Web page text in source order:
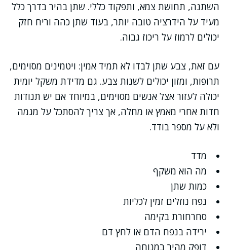
השתנה, תחושת צמא, ותפקוד כללי. שתן בהיר בדרך כלל
מעיד על הידרציה טובה יותר, בעוד שתן כהה וריח חזק
יכולים לרמוז על ריכוז גבוה.
עם זאת, צבע שתן לבדו לא תמיד אמין: ויטמינים מסוימים,
תרופות, ומזון יכולים לשנות צבע. גם מדידת משקל יומית
יכולה לעזור אצל אנשים מסוימים, במיוחד אם יש תנודות
חדות אחרי מאמץ או מחלה, אך צריך להסתכל על מגמה
ולא על מספר בודד.
מדד
מה הוא משקף
כמות שתן
נפח נוזלים זמין לכליות
סחרחורת בקימה
ירידה בנפח הדם או לחץ דם
דופק מהיר במנוחה